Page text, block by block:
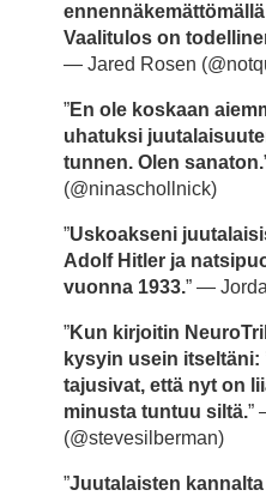
Vaalitulos on
— Jared Rosen
”En ole koskaan
uhatuksi
tunnen. Olen sanaton.
(@ninaschollnick)
”Uskoakseni
Adolf Hitler ja
vuonna 1933.” —
”Kun kirjoitin
kysyin usein itseltäni:
tajusivat, että nyt on
minusta tuntuu siltä.”
(@stevesilberman)
”Juutalaisten